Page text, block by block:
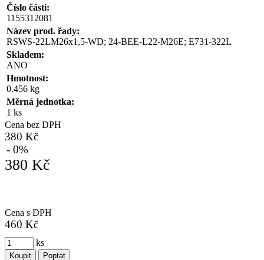
Číslo části:
1155312081
Název prod. řady:
RSWS-22LM26x1,5-WD; 24-BEE-L22-M26E; E731-322L
Skladem:
ANO
Hmotnost:
0.456 kg
Měrná jednotka:
1 ks
Cena bez DPH
380 Kč
- 0%
380 Kč
Cena s DPH
460 Kč
ks
Koupit Poptat